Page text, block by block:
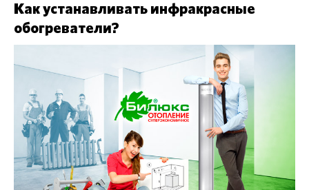
Как устанавливать инфракрасные
обогреватели?
Заказать